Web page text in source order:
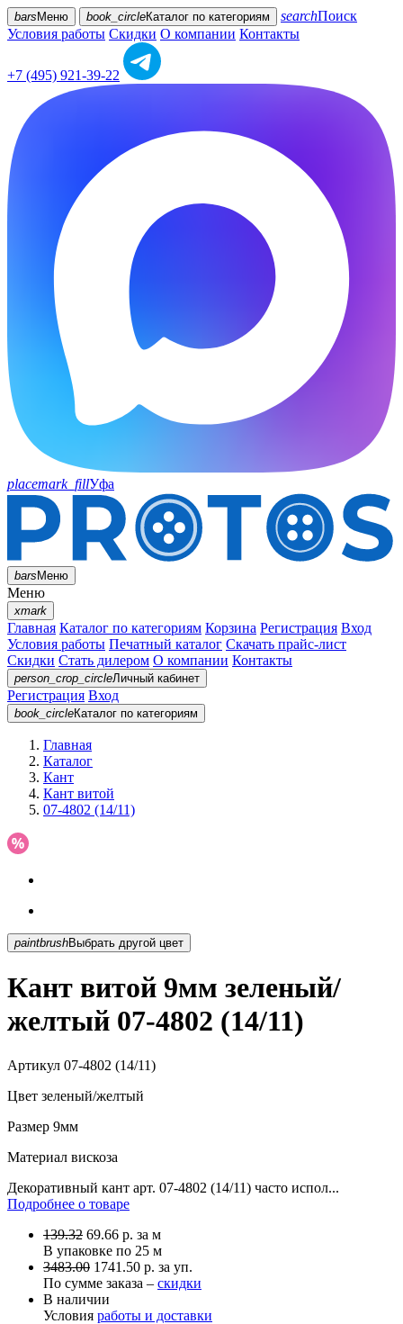
bars Меню book_circleКаталог по категориям searchПоиск
Условия работы Скидки О компании Контакты
+7 (495) 921-39-22
placemark_fillУфа
barsМеню
Меню
xmark
Главная Каталог по категориям Корзина Регистрация Вход
Условия работы Печатный каталог Скачать прайс-лист
Скидки Стать дилером О компании Контакты
person_crop_circleЛичный кабинет
Регистрация Вход
book_circleКаталог по категориям
Главная
Каталог
Кант
Кант витой
07-4802 (14/11)
paintbrush Выбрать другой цвет
Кант витой 9мм зеленый/
желтый 07-4802 (14/11)
Артикул 07-4802 (14/11)
Цвет зеленый/желтый
Размер 9мм
Материал вискоза
Декоративный кант арт. 07-4802 (14/11) часто испол...
Подробнее о товаре
139.32 69.66 р. за м
В упаковке по 25 м
3483.00 1741.50 р. за уп.
По сумме заказа – скидки
В наличии
Условия работы и доставки